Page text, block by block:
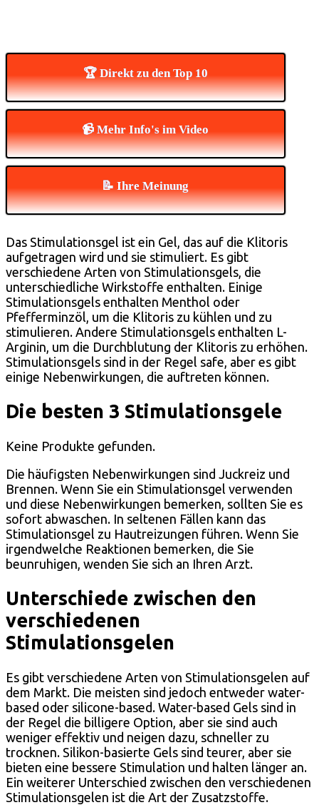
🏆 Direkt zu den Top 10
📹 Mehr Info's im Video
📝 Ihre Meinung
Das Stimulationsgel ist ein Gel, das auf die Klitoris
aufgetragen wird und sie stimuliert. Es gibt
verschiedene Arten von Stimulationsgels, die
unterschiedliche Wirkstoffe enthalten. Einige
Stimulationsgels enthalten Menthol oder
Pfefferminzöl, um die Klitoris zu kühlen und zu
stimulieren. Andere Stimulationsgels enthalten L-
Arginin, um die Durchblutung der Klitoris zu erhöhen.
Stimulationsgels sind in der Regel safe, aber es gibt
einige Nebenwirkungen, die auftreten können.
Die besten 3 Stimulationsgele
Keine Produkte gefunden.
Die häufigsten Nebenwirkungen sind Juckreiz und
Brennen. Wenn Sie ein Stimulationsgel verwenden
und diese Nebenwirkungen bemerken, sollten Sie es
sofort abwaschen. In seltenen Fällen kann das
Stimulationsgel zu Hautreizungen führen. Wenn Sie
irgendwelche Reaktionen bemerken, die Sie
beunruhigen, wenden Sie sich an Ihren Arzt.
Unterschiede zwischen den
verschiedenen
Stimulationsgelen
Es gibt verschiedene Arten von Stimulationsgelen auf
dem Markt. Die meisten sind jedoch entweder water-
based oder silicone-based. Water-based Gels sind in
der Regel die billigere Option, aber sie sind auch
weniger effektiv und neigen dazu, schneller zu
trocknen. Silikon-basierte Gels sind teurer, aber sie
bieten eine bessere Stimulation und halten länger an.
Ein weiterer Unterschied zwischen den verschiedenen
Stimulationsgelen ist die Art der Zusatzstoffe.